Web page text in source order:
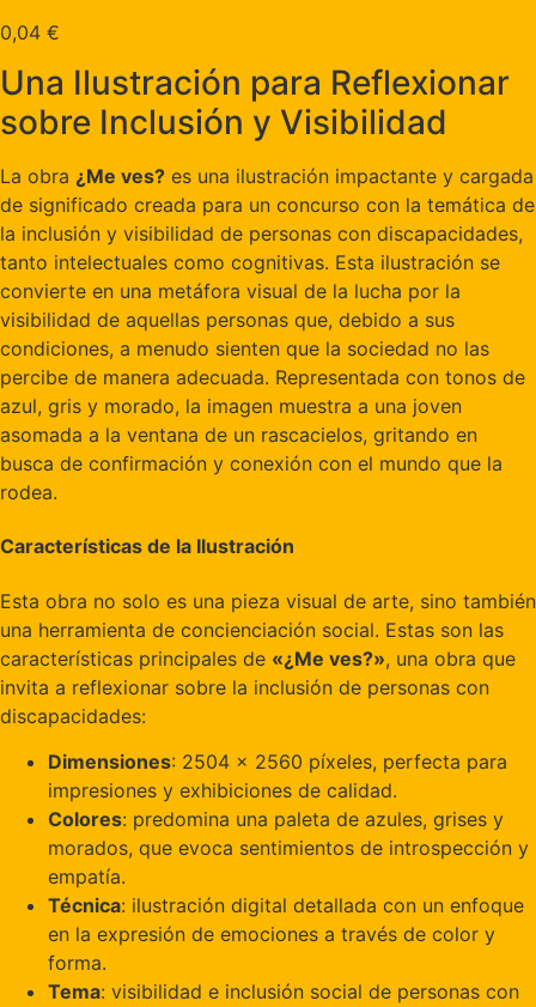
0,04 €
Una Ilustración para Reflexionar
sobre Inclusión y Visibilidad
La obra ¿Me ves? es una ilustración impactante y cargada
de significado creada para un concurso con la temática de
la inclusión y visibilidad de personas con discapacidades,
tanto intelectuales como cognitivas. Esta ilustración se
convierte en una metáfora visual de la lucha por la
visibilidad de aquellas personas que, debido a sus
condiciones, a menudo sienten que la sociedad no las
percibe de manera adecuada. Representada con tonos de
azul, gris y morado, la imagen muestra a una joven
asomada a la ventana de un rascacielos, gritando en
busca de confirmación y conexión con el mundo que la
rodea.
Características de la Ilustración
Esta obra no solo es una pieza visual de arte, sino también
una herramienta de concienciación social. Estas son las
características principales de «¿Me ves?», una obra que
invita a reflexionar sobre la inclusión de personas con
discapacidades:
Dimensiones: 2504 x 2560 píxeles, perfecta para
impresiones y exhibiciones de calidad.
Colores: predomina una paleta de azules, grises y
morados, que evoca sentimientos de introspección y
empatía.
Técnica: ilustración digital detallada con un enfoque
en la expresión de emociones a través de color y
forma.
Tema: visibilidad e inclusión social de personas con